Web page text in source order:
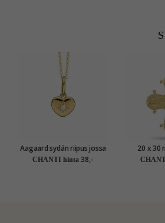
Aagaard sydän riipus jossa
on ketju kullattua hopeaa
CHANTI hinta 38,-
20 x 30